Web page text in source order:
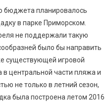
Против
Детской
В
бюджета планировалось
в парке Приморском.
не поддержали такую
было бы направить
существующей игровой
центральной части пляжа и
не только в летний сезон,
была построена летом 2016